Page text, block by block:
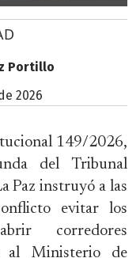
Portillo
2026
149/2026,
del Tribunal
Paz instruyó a las
evitar los
corredores
al Ministerio de